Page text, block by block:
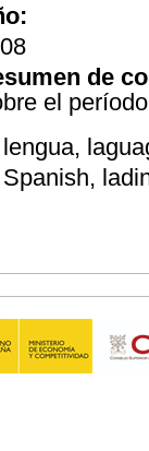
de
el
lengua,
Spanish,